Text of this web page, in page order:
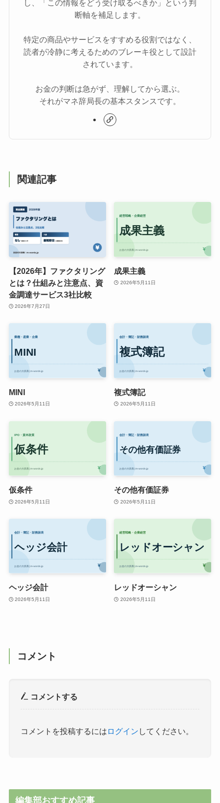
し、「この情報をどう受け取るべきか」という判
断軸を補足します。
特定の商品やサービスをすすめる役割ではなく、
読者が冷静に考えるためのブレーキ役として設計
されています。
お金の判断は急がず、理解してから選ぶ。
それがマネ辞局長の基本スタンスです。
関連記事
【2026年】ファクタリング
とは？仕組みと注意点、資
金調達サービス3社比較
2026年7月27日
成果主義
2026年5月11日
MINI
2026年5月11日
複式簿記
2026年5月11日
仮条件
2026年5月11日
その他有価証券
2026年5月11日
ヘッジ会計
2026年5月11日
レッドオーシャン
2026年5月11日
コメント
コメントする
コメントを投稿するには ログイン してください。
編集部おすすめ記事